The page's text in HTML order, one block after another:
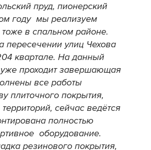
пруд, пионерский
году мы реализуем
в спальном районе.
пересечении улиц Чехова
квартале. На данный
проходит завершающая
все работы
плиточного покрытия,
сейчас ведётся
полностью
оборудование.
резинового покрытия,